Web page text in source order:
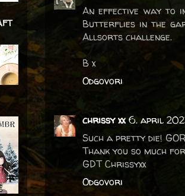
An effective way to
Butterflies in the
Allsorts challenge.
B x
Odgovori
chrissy xx 6. april
Such a pretty die!
Thank you so much
GDT Chrissyxx
Odgovori